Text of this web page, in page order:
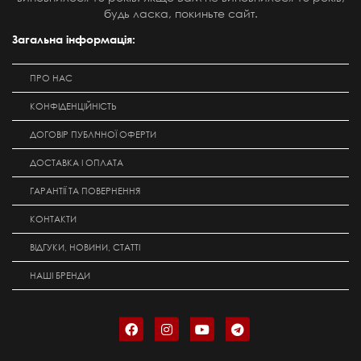
будь ласка, покиньте сайт.
Загальна інформація:
ПРО НАС
КОНФІДЕНЦІЙНІСТЬ
ДОГОВІР ПУБЛІЧНОЇ ОФЕРТИ
ДОСТАВКА І ОПЛАТА
ГАРАНТІЇ ТА ПОВЕРНЕННЯ
КОНТАКТИ
ВІДГУКИ, НОВИНИ, СТАТТІ
НАШІ БРЕНДИ